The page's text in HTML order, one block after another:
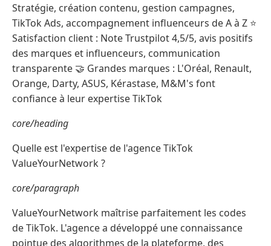
Stratégie, création contenu, gestion campagnes,
TikTok Ads, accompagnement influenceurs de A à Z ⭐
Satisfaction client : Note Trustpilot 4,5/5, avis positifs
des marques et influenceurs, communication
transparente 🤝 Grandes marques : L'Oréal, Renault,
Orange, Darty, ASUS, Kérastase, M&M's font
confiance à leur expertise TikTok
core/heading
Quelle est l'expertise de l'agence TikTok
ValueYourNetwork ?
core/paragraph
ValueYourNetwork maîtrise parfaitement les codes
de TikTok. L'agence a développé une connaissance
pointue des algorithmes de la plateforme, des